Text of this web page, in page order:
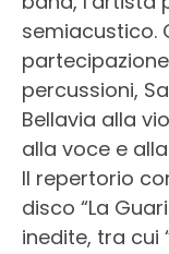
semiacustico.
percussioni,
Bellavia alla
alla voce e
Il repertorio
disco “La
inedite, tra cui